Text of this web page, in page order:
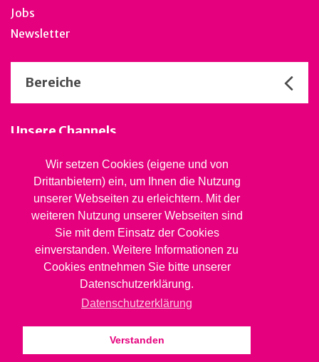
Wir setzen Cookies (eigene und von
Drittanbietern) ein, um Ihnen die Nutzung
unserer Webseiten zu erleichtern. Mit der
weiteren Nutzung unserer Webseiten sind
Sie mit dem Einsatz der Cookies
einverstanden. Weitere Informationen zu
Cookies entnehmen Sie bitte unserer
Datenschutzerklärung.
Datenschutzerklärung
Verstanden
Jobs
Newsletter
Bereiche
Unsere Channels
Stiftung Jugendsozialwerk
Blaues Kreuz BL
Rheinstrasse 20, 4410 Liestal
061 827 99 81
info@jsw.swiss